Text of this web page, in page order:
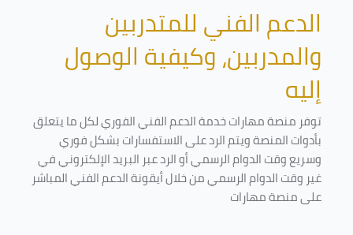
الدعم الفني للمتدربين
والمدربين، وكيفية الوصول
إليه
توفر منصة مهارات خدمة الدعم الفني الفوري لكل ما يتعلق
بأدوات المنصة ويتم الرد على الاستفسارات بشكل فوري
وسريع وقت الدوام الرسمي أو الرد عبر البريد الإلكتروني في
غير وقت الدوام الرسمي من خلال أيقونة الدعم الفني المباشر
على منصة مهارات